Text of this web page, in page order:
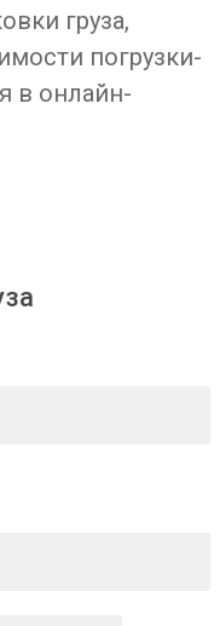
груза,
погрузки-
в онлайн-